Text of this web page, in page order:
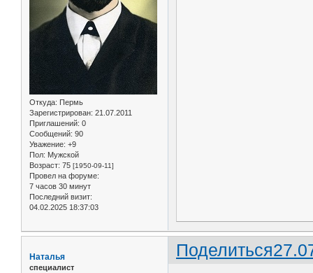
Откуда: Пермь
Зарегистрирован: 21.07.2011
Приглашений: 0
Сообщений: 90
Уважение: +9
Пол: Мужской
Возраст: 75 [1950-09-11]
Провел на форуме:
7 часов 30 минут
Последний визит:
04.02.2025 18:37:03
Поделиться
Наталья
специалист